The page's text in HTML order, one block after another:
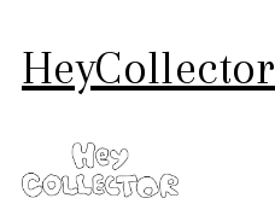
HeyCollector